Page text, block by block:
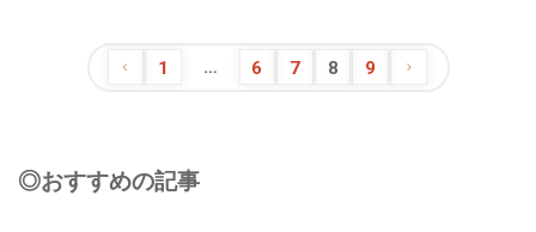
1 … 6 7 8 9
◎おすすめの記事